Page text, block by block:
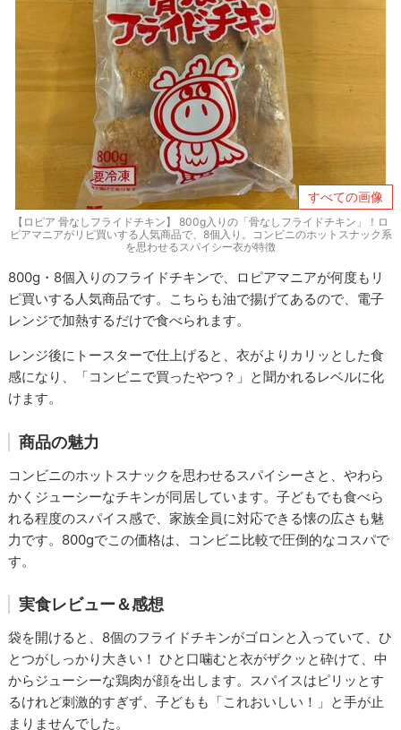
すべての画像
【ロピア 骨なしフライドチキン】 800g入りの「骨なしフライドチキン」！ロ
ピアマニアがリピ買いする人気商品で、8個入り。コンビニのホットスナック系
を思わせるスパイシー衣が特徴
800g・8個入りのフライドチキンで、ロピアマニアが何度もリ
ピ買いする人気商品です。こちらも油で揚げてあるので、電子
レンジで加熱するだけで食べられます。
レンジ後にトースターで仕上げると、衣がよりカリッとした食
感になり、「コンビニで買ったやつ？」と聞かれるレベルに化
けます。
商品の魅力
コンビニのホットスナックを思わせるスパイシーさと、やわら
かくジューシーなチキンが同居しています。子どもでも食べら
れる程度のスパイス感で、家族全員に対応できる懐の広さも魅
力です。800gでこの価格は、コンビニ比較で圧倒的なコスパで
す。
実食レビュー＆感想
袋を開けると、8個のフライドチキンがゴロンと入っていて、ひ
とつがしっかり大きい！ ひと口噛むと衣がザクッと砕けて、中
からジューシーな鶏肉が顔を出します。スパイスはピリッとす
るけれど刺激的すぎず、子どもも「これおいしい！」と手が止
まりませんでした。